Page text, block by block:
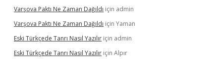
Varşova Paktı Ne Zaman Dağıldı için admin
Varşova Paktı Ne Zaman Dağıldı için Yaman
Eski Türkçede Tanrı Nasıl Yazılır için admin
Eski Türkçede Tanrı Nasıl Yazılır için Alpır